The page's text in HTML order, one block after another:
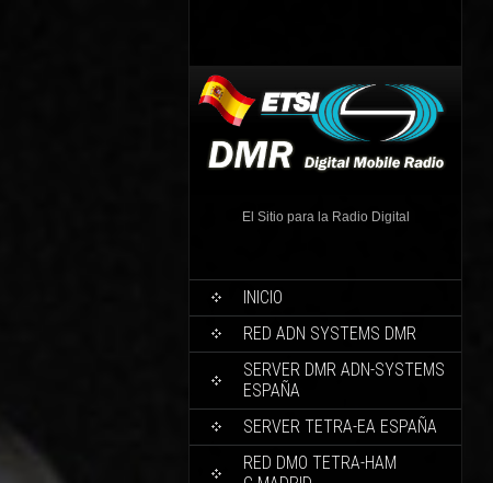
El Sitio para la Radio Digital
INICIO
RED ADN SYSTEMS DMR
SERVER DMR ADN-SYSTEMS
ESPAÑA
SERVER TETRA-EA ESPAÑA
RED DMO TETRA-HAM